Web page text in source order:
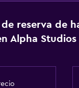
reserva de
Alpha Studios